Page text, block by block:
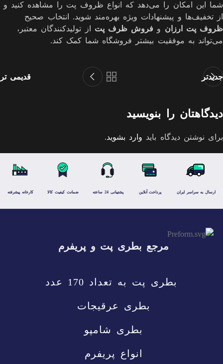
شما این امکان را می‌دهد که انواع ظروف پت را مشاهده کنید و
از تخفیف‌ها و پیشنهادات ویژه بهره‌مند شوید. انتخاب صحیح
ظروف پت ارزان و فروش ظرف پت از تولیدکنندگان معتبر،
می‌تواند به موفقیت بیشتر فروشگاه شما کمک کند.
جدیدتر قدیمی تر
دیدگاهتان را بنویسید
برای نوشتن دیدگاه باید وارد بشوید.
ارسال به سراسر ایران پرداخت آنلاین پشتیبانی 24 ساعته ضمانت کیفیت کالا کارخانه پیشرفته
مرجع بطری پت و پریفرم
بطری پت به تعداد 170 عدد
بطری عرقیجات
بطری شامپو
انواع پریفرم